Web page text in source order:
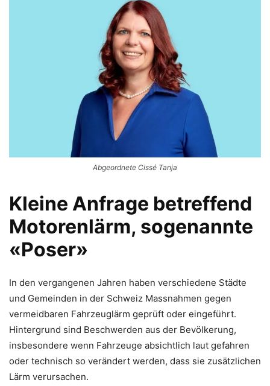
Abgeordnete Cissé Tanja
Kleine Anfrage betreffend
Motorenlärm, sogenannte
«Poser»
In den vergangenen Jahren haben verschiedene Städte
und Gemeinden in der Schweiz Massnahmen gegen
vermeidbaren Fahrzeuglärm geprüft oder eingeführt.
Hintergrund sind Beschwerden aus der Bevölkerung,
insbesondere wenn Fahrzeuge absichtlich laut gefahren
oder technisch so verändert werden, dass sie zusätzlichen
Lärm verursachen.